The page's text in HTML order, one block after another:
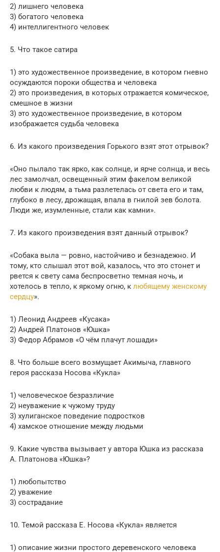
2) лишнего человека
3) богатого человека
4) интеллигентного человек
5. Что такое сатира
1) это художественное произведение, в котором гневно
осуждаются пороки общества и человека
2) это произведения, в которых отражается комическое,
смешное в жизни
3) это художественное произведение, в котором
изображается судьба человека
6. Из какого произведения Горького взят этот отрывок?
«Оно пылало так ярко, как солнце, и ярче солнца, и весь
лес замолчал, освещенный этим факелом великой
любви к людям, а тьма разлетелась от света его и там,
глубоко в лесу, дрожащая, впала в гнилой зев болота.
Люди же, изумленные, стали как камни».
7. Из какого произведения взят данный отрывок?
«Собака выла — ровно, настойчиво и безнадежно. И
тому, кто слышал этот вой, казалось, что это стонет и
рвется к свету сама беспросветно темная ночь, и
хотелось в тепло, к яркому огню, к любящему женскому
сердцу».
1) Леонид Андреев «Кусака»
2) Андрей Платонов «Юшка»
3) Федор Абрамов «О чём плачут лошади»
8. Что больше всего возмущает Акимыча, главного
героя рассказа Носова «Кукла»
1) человеческое безразличие
2) неуважение к чужому труду
3) хулиганское поведение подростков
4) хамское отношение между людьми
9. Какие чувства вызывает у автора Юшка из рассказа
А. Платонова «Юшка»?
1) любопытство
2) уважение
3) сострадание
10. Темой рассказа Е. Носова «Кукла» является
1) описание жизни простого деревенского человека